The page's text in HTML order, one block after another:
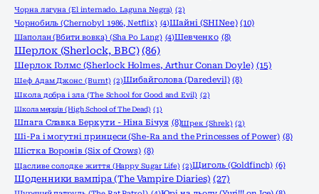
Чорна лагуна (El internado. Laguna Negra) (2)
Чорнобиль (Chernobyl 1986, Netflix) (4)Шайні (SHINee) (10)
Шаполан (Вбити вовка) (Sha Po Lang) (4)Шевченко (8)
Шерлок (Sherlock, ВВС) (86)
Шерлок Голмс (Sherlock Holmes, Arthur Conan Doyle) (15)
Шеф Адам Джонс (Burnt) (2)Шибайголова (Daredevil) (8)
Школа добра і зла (The School for Good and Evil) (2)
Школа мерців (High School of The Dead) (1)
Шпага Славка Беркути - Ніна Бічуя (8)Шрек (Shrek) (2)
Ші-Ра і могутні принцеси (She-Ra and the Princesses of Power) (8)
Шістка Воронів (Six of Crows) (8)
Щасливе солодке життя (Happy Sugar Life) (2)Щиголь (Goldfinch) (6)
Щоденники вампіра (The Vampire Diaries) (27)